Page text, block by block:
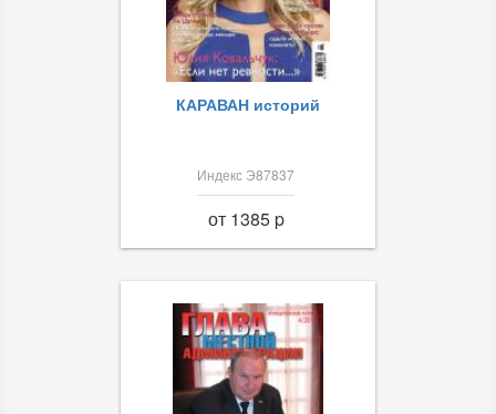
КАРАВАН историй
Индекс Э87837
от 1385 p